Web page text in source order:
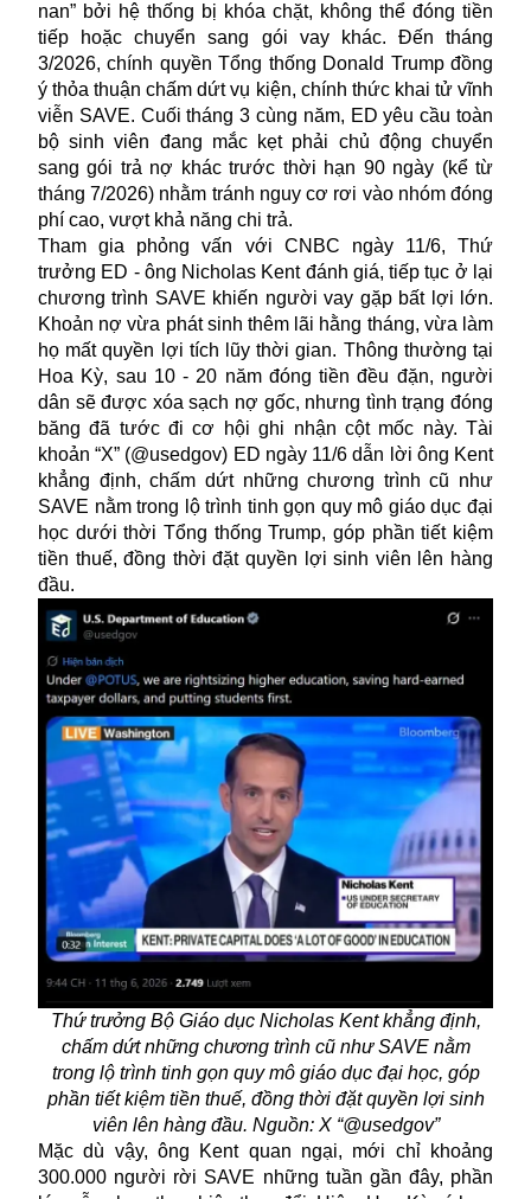
nan” bởi hệ thống bị khóa chặt, không thể đóng tiền
tiếp hoặc chuyển sang gói vay khác. Đến tháng
3/2026, chính quyền Tổng thống Donald Trump đồng
ý thỏa thuận chấm dứt vụ kiện, chính thức khai tử vĩnh
viễn SAVE. Cuối tháng 3 cùng năm, ED yêu cầu toàn
bộ sinh viên đang mắc kẹt phải chủ động chuyển
sang gói trả nợ khác trước thời hạn 90 ngày (kể từ
tháng 7/2026) nhằm tránh nguy cơ rơi vào nhóm đóng
phí cao, vượt khả năng chi trả.
Tham gia phỏng vấn với CNBC ngày 11/6, Thứ
trưởng ED - ông Nicholas Kent đánh giá, tiếp tục ở lại
chương trình SAVE khiến người vay gặp bất lợi lớn.
Khoản nợ vừa phát sinh thêm lãi hằng tháng, vừa làm
họ mất quyền lợi tích lũy thời gian. Thông thường tại
Hoa Kỳ, sau 10 - 20 năm đóng tiền đều đặn, người
dân sẽ được xóa sạch nợ gốc, nhưng tình trạng đóng
băng đã tước đi cơ hội ghi nhận cột mốc này. Tài
khoản “X” (@usedgov) ED ngày 11/6 dẫn lời ông Kent
khẳng định, chấm dứt những chương trình cũ như
SAVE nằm trong lộ trình tinh gọn quy mô giáo dục đại
học dưới thời Tổng thống Trump, góp phần tiết kiệm
tiền thuế, đồng thời đặt quyền lợi sinh viên lên hàng
đầu.
Thứ trưởng Bộ Giáo dục Nicholas Kent khẳng định,
chấm dứt những chương trình cũ như SAVE nằm
trong lộ trình tinh gọn quy mô giáo dục đại học, góp
phần tiết kiệm tiền thuế, đồng thời đặt quyền lợi sinh
viên lên hàng đầu. Nguồn: X “@usedgov”
Mặc dù vậy, ông Kent quan ngại, mới chỉ khoảng
300.000 người rời SAVE những tuần gần đây, phần